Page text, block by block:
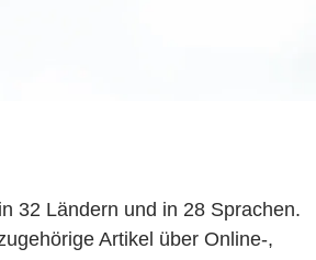
32 Ländern und in 28 Sprachen.
Artikel über Online-,